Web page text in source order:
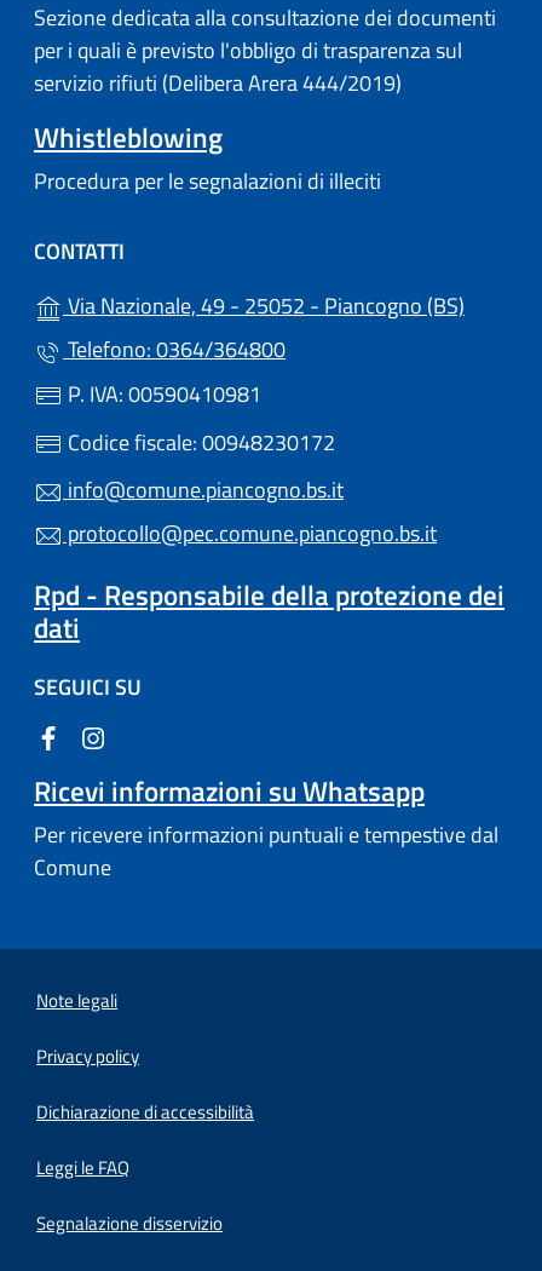
Sezione dedicata alla consultazione dei documenti
per i quali è previsto l'obbligo di trasparenza sul
servizio rifiuti (Delibera Arera 444/2019)
Whistleblowing
Procedura per le segnalazioni di illeciti
CONTATTI
Via Nazionale, 49 - 25052 - Piancogno (BS)
Telefono: 0364/364800
P. IVA: 00590410981
Codice fiscale: 00948230172
info@comune.piancogno.bs.it
protocollo@pec.comune.piancogno.bs.it
Rpd - Responsabile della protezione dei
dati
SEGUICI SU
Ricevi informazioni su Whatsapp
Per ricevere informazioni puntuali e tempestive dal
Comune
Note legali
Privacy policy
Dichiarazione di accessibilità
Leggi le FAQ
Segnalazione disservizio